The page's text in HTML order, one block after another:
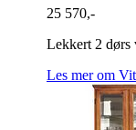
25 570,-
Lekkert 2 dørs
Les mer om